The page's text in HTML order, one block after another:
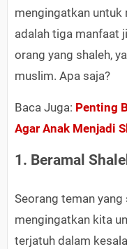
mengingatkan untuk
adalah tiga manfaat
orang yang shaleh,
muslim. Apa saja?
Baca Juga: Penting
Agar Anak Menjadi
1. Beramal
Seorang teman yang
mengingatkan kita
terjatuh dalam